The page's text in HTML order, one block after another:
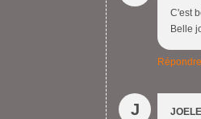
C'est
Belle
Répondre
J
JOELE